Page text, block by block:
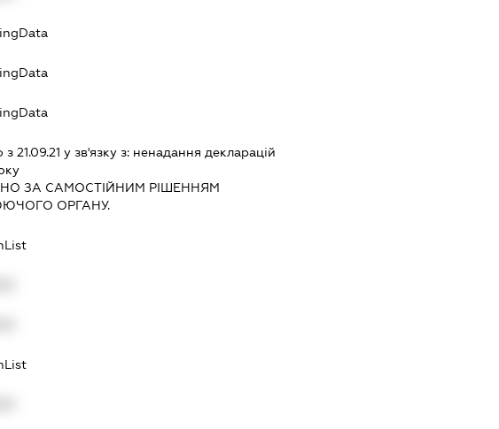
21.09.21 у зв'язку з: ненадання декларацiй
ЗА САМОСТIЙНИМ РIШЕННЯМ
ОРГАНУ.